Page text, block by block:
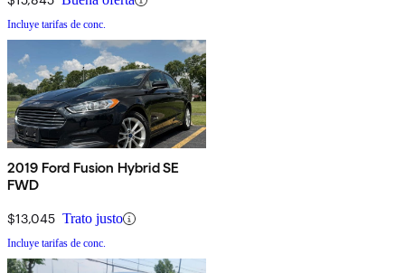
Incluye tarifas de conc.
2019 Ford Fusion Hybrid SE
FWD
$13,045 Trato justo
Incluye tarifas de conc.